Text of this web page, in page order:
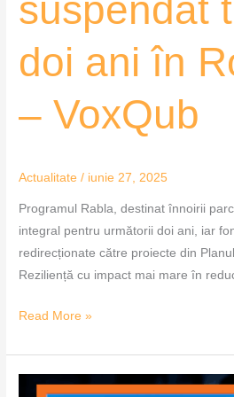
suspendat
doi ani în
– VoxQub
Actualitate / iunie 27, 2025
Programul Rabla, destinat înnoirii
integral pentru următorii doi ani, iar
redirecționate către proiecte din
Reziliență cu impact mai mare în
Read More »
Parcul